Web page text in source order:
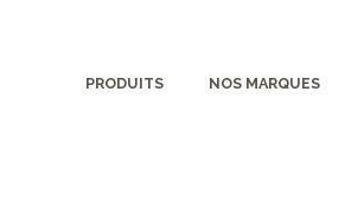
PRODUITS NOS MARQUES